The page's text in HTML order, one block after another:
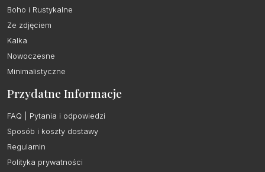
Boho i Rustykalne
Ze zdjęciem
Kalka
Nowoczesne
Minimalistyczne
Przydatne Informacje
FAQ | Pytania i odpowiedzi
Sposób i koszty dostawy
Regulamin
Polityka prywatności